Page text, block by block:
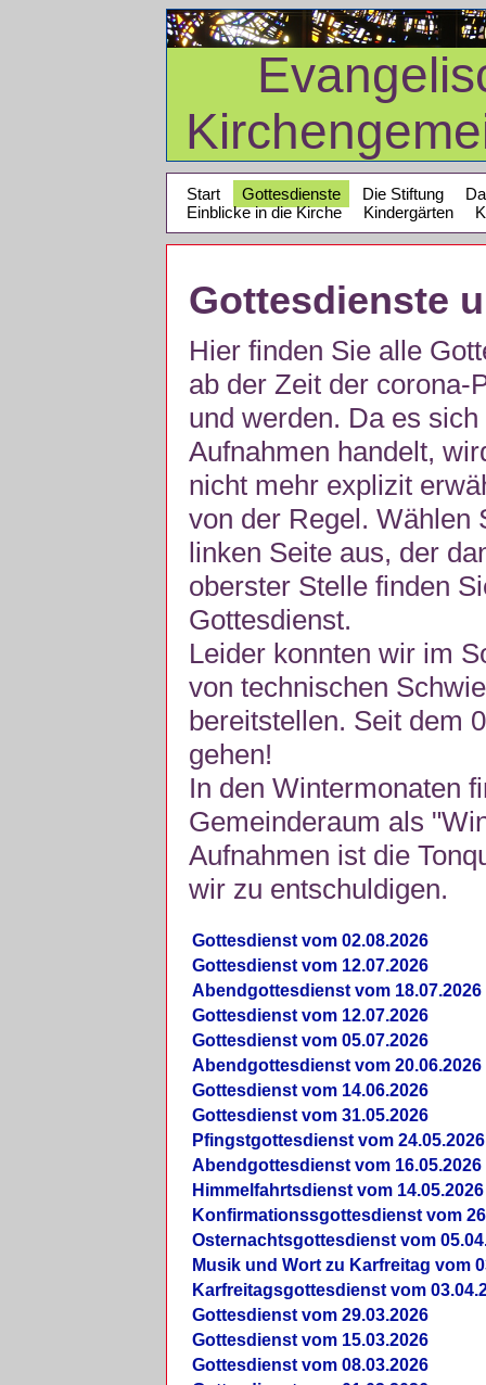
Start Gottesdienste Die Stiftung
Einblicke in die Kirche
Kindergärten
Gottesdienste
Hier finden Sie alle
ab der Zeit der corona-
und werden. Da es
Aufnahmen handelt,
nicht mehr explizit
von der Regel. Wählen
linken Seite aus, der
oberster Stelle finden
Gottesdienst.
Leider konnten wir im
von technischen
bereitstellen. Seit dem
gehen!
In den Wintermonaten
Gemeinderaum als
Aufnahmen ist die
wir zu entschuldigen.
Gottesdienst vom 02.08.2026
Gottesdienst vom 12.07.2026
Abendgottesdienst vom 18.07.2026
Gottesdienst vom 12.07.2026
Gottesdienst vom 05.07.2026
Abendgottesdienst vom 20.06.2026
Gottesdienst vom 14.06.2026
Gottesdienst vom 31.05.2026
Pfingstgottesdienst vom 24.05.2026
Abendgottesdienst vom 16.05.2026
Himmelfahrtsdienst vom 14.05.2026
Konfirmationssgottesdienst vom
Osternachtsgottesdienst vom
Musik und Wort zu Karfreitag vom
Karfreitagsgottesdienst vom
Gottesdienst vom 29.03.2026
Gottesdienst vom 15.03.2026
Gottesdienst vom 08.03.2026